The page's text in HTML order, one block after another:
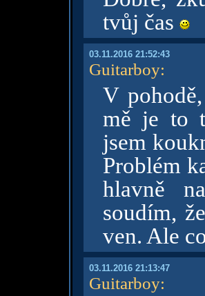
tvůj čas
03.11.2016 21:52:43
Guitarboy:
V
mě je to
jsem
Problém
hlavně
soudím,
ven. Ale
03.11.2016 21:13:47
Guitarboy: